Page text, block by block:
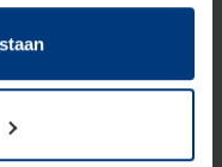
op uw computer
is. Voor alle andere
vereist. Uw
bij de uitleg van de